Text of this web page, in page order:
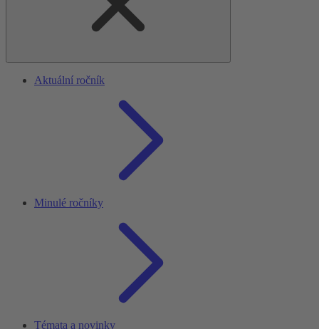
Aktuální ročník
Minulé ročníky
Témata a novinky